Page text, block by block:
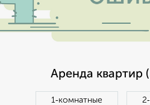
Аренда квартир
1‑комнатные